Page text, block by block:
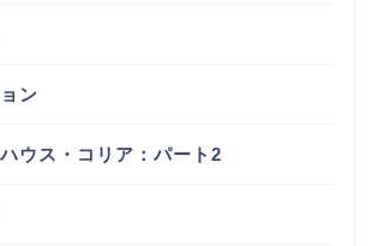
ン
ウス・コリア：パート2